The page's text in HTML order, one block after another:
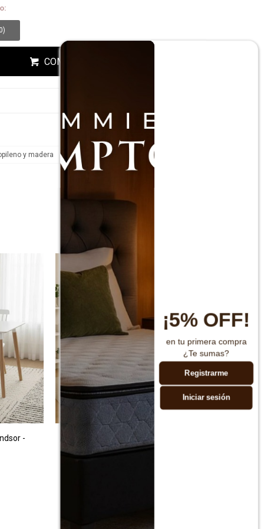
)
COMPRAR
y madera
-
Juego de comedor 4 sillas Linea Denise
$ 9.990
¡5% OFF!
en tu primera compra
¿Te sumas?
Registrarme
Iniciar sesión